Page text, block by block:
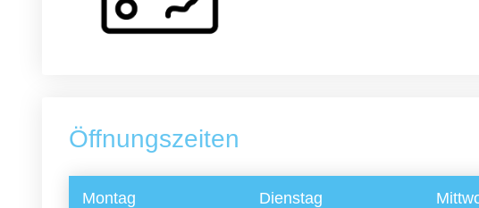
Öffnungszeiten
Montag Dienstag